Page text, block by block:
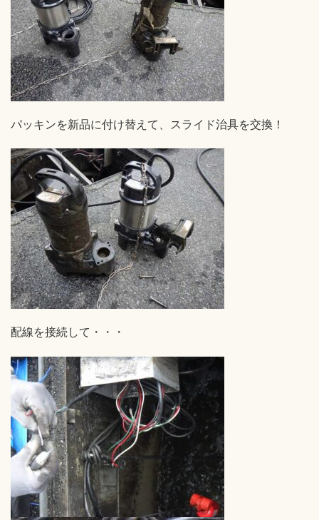
パッキンを新品に付け替えて、スライド治具を交換！
配線を接続して・・・